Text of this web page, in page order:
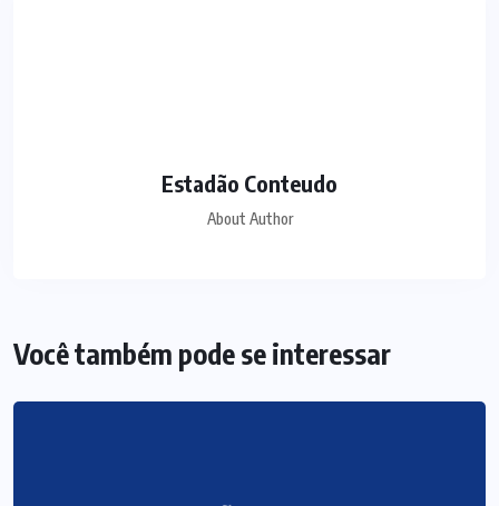
Estadão Conteudo
About Author
Você também pode se interessar